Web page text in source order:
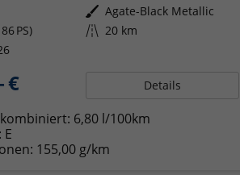
Außenfarbe Agate-Black Metallic
PS) Kilometerstand 20 km
€ Details
6,80 l/100km
E
155,00 g/km